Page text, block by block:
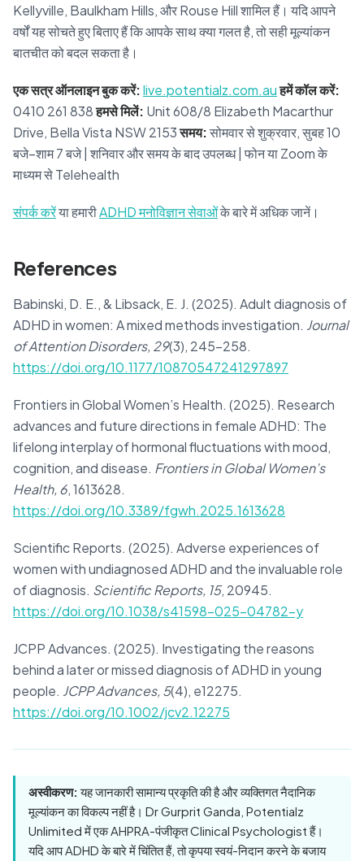
Kellyville, Baulkham Hills, और Rouse Hill शामिल हैं। यदि आपने
वर्षों यह सोचते हुए बिताए हैं कि आपके साथ क्या गलत है, तो सही मूल्यांकन
बातचीत को बदल सकता है।
एक सत्र ऑनलाइन बुक करें:live.potentialz.com.auहमें कॉल करें:
0410 261 838हमसे मिलें: Unit 608/8 Elizabeth Macarthur
Drive, Bella Vista NSW 2153समय:सोमवार से शुक्रवार, सुबह 10
बजे–शाम 7 बजे | शनिवार और समय के बाद उपलब्ध | फोन या Zoom के
माध्यम से Telehealth
संपर्क करेंया हमारीADHD मनोविज्ञान सेवाओंके बारे में अधिक जानें।
References
Babinski, D. E., & Libsack, E. J. (2025). Adult diagnosis of
ADHD in women: A mixed methods investigation. Journal
of Attention Disorders, 29(3), 245–258.
https://doi.org/10.1177/10870547241297897
Frontiers in Global Women’s Health. (2025). Research
advances and future directions in female ADHD: The
lifelong interplay of hormonal fluctuations with mood,
cognition, and disease. Frontiers in Global Women’s
Health, 6, 1613628.
https://doi.org/10.3389/fgwh.2025.1613628
Scientific Reports. (2025). Adverse experiences of
women with undiagnosed ADHD and the invaluable role
of diagnosis. Scientific Reports, 15, 20945.
https://doi.org/10.1038/s41598-025-04782-y
JCPP Advances. (2025). Investigating the reasons
behind a later or missed diagnosis of ADHD in young
people. JCPP Advances, 5(4), e12275.
https://doi.org/10.1002/jcv2.12275
अस्वीकरण: यह जानकारी सामान्य प्रकृति की है और व्यक्तिगत नैदानिक
मूल्यांकन का विकल्प नहीं है। Dr Gurprit Ganda, Potentialz
Unlimited में एक AHPRA-पंजीकृत Clinical Psychologist हैं।
यदि आप ADHD के बारे में चिंतित हैं, तो कृपया स्वयं-निदान करने के बजाय